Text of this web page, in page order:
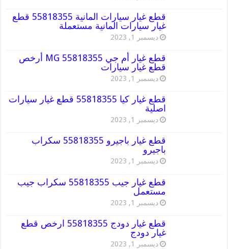
قطع غيار سيارات المانية 55818355 قطع
غيار سيارات المانية مستعملة
ديسمبر 1, 2023
قطع غيار أم جي MG 55818355 أرخص
قطع غيار سيارات
ديسمبر 1, 2023
قطع غيار كيا 55818355 قطع غيار سيارات
اصلية
ديسمبر 1, 2023
قطع غيار باجيرو 55818355 سكراب
باجيرو
ديسمبر 1, 2023
قطع غيار جيب 55818355 سكراب جيب
مستعمل
ديسمبر 1, 2023
قطع غيار دودج 55818355 ارخص قطع
غيار دودج
ديسمبر 1, 2023